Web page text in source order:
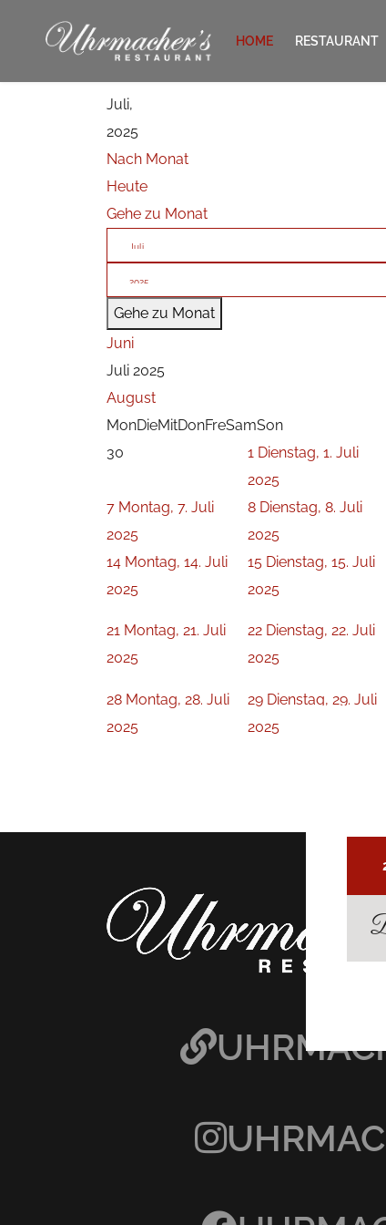
HOME RESTAURANT
Juli,
2025
Nach Monat
Heute
Gehe zu Monat
Gehe zu Monat
Juni
Juli 2025
August
MonDieMitDonFreSamSon
30
1 Dienstag, 1. Juli
2025
7 Montag, 7. Juli
2025
8 Dienstag, 8. Juli
2025
14 Montag, 14. Juli
2025
15 Dienstag, 15. Juli
2025
21 Montag, 21. Juli
2025
22 Dienstag, 22. Juli
2025
28 Montag, 28. Juli
2025
29 Dienstag, 29. Juli
2025